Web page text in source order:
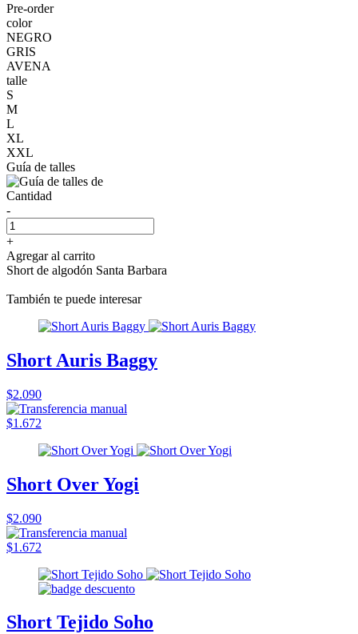
Pre-order
color
NEGRO
GRIS
AVENA
talle
S
M
L
XL
XXL
Guía de talles
Cantidad
-
+
Agregar al carrito
Short de algodón Santa Barbara
También te puede interesar
Short Auris Baggy
$2.090
$1.672
Short Over Yogi
$2.090
$1.672
Short Tejido Soho